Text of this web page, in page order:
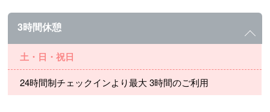
3時間休憩
土・日・祝日
24時間制チェックインより最大 3時間のご利用